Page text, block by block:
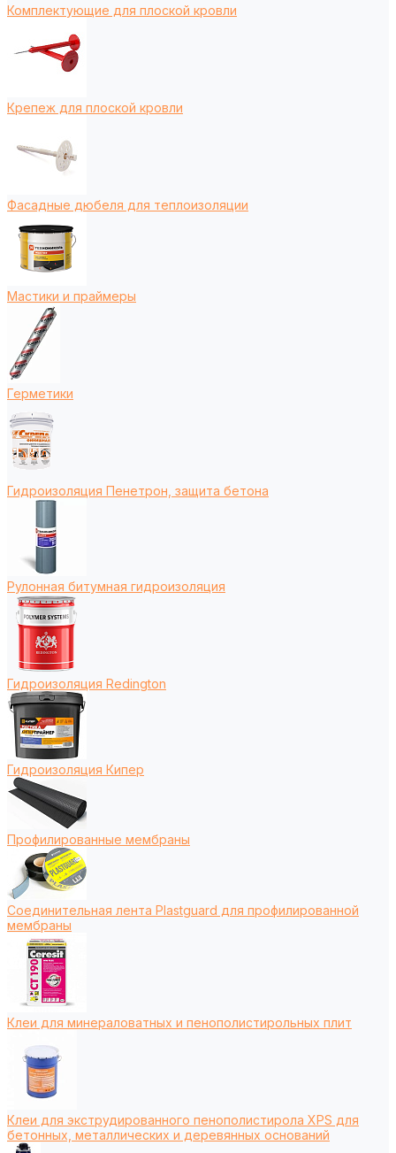
Комплектующие для плоской кровли
Крепеж для плоской кровли
Фасадные дюбеля для теплоизоляции
Мастики и праймеры
Герметики
Гидроизоляция Пенетрон, защита бетона
Рулонная битумная гидроизоляция
Гидроизоляция Redington
Гидроизоляция Кипер
Профилированные мембраны
Соединительная лента Plastguard для профилированной
мембраны
Клеи для минераловатных и пенополистирольных плит
Клеи для экструдированного пенополистирола XPS для
бетонных, металлических и деревянных оснований